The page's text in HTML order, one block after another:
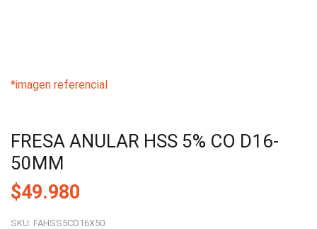
*imagen referencial
FRESA ANULAR HSS 5% CO D16-
50MM
$49.980
SKU: FAHSS5CD16X50